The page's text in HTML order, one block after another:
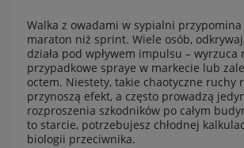
Walka z owadami w sypialni
maraton niż sprint. Wiele osób,
działa pod wpływem impulsu – wyrzuca
przypadkowe spraye w markecie lub
octem. Niestety, takie chaotyczne ruchy
przynoszą efekt, a często prowadzą
rozproszenia szkodników po całym
to starcie, potrzebujesz chłodnej
biologii przeciwnika.